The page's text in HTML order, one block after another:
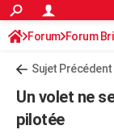
ACTUALITÉS
Politique
Société
Faits Divers
Education
Monde
Villes
+
Programme TV
Streaming
Cinéma
Sorties cinéma
Musique
FINANCE
Forum Forum
Sujet Précédent
Un volet ne
pilotée